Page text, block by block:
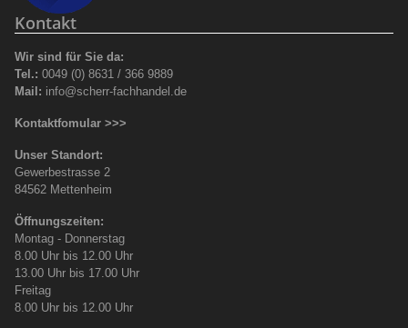
Kontakt
Wir sind für Sie da:
Tel.: 0049 (0) 8631 / 366 9889
Mail: info@scherr-fachhandel.de
Kontaktfomular >>>
Unser Standort:
Gewerbestrasse 2
84562 Mettenheim
Öffnungszeiten:
Montag - Donnerstag
8.00 Uhr bis 12.00 Uhr
13.00 Uhr bis 17.00 Uhr
Freitag
8.00 Uhr bis 12.00 Uhr